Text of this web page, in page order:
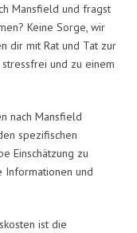
Mansfield und fragst
Keine Sorge, wir
dir mit Rat und Tat zur
und zu einem
nach Mansfield
spezifischen
Einschätzung zu
und
ist die